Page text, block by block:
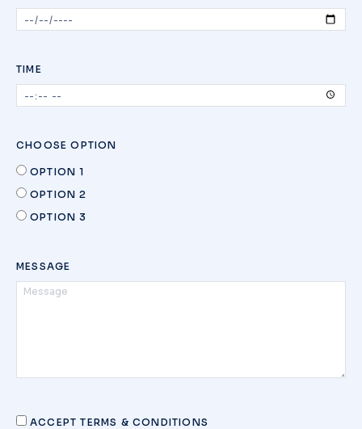
TIME
CHOOSE OPTION
OPTION 1
OPTION 2
OPTION 3
MESSAGE
ACCEPT TERMS & CONDITIONS